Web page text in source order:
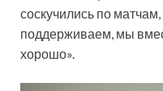
соскучились по
поддерживаем, мы
хорошо».